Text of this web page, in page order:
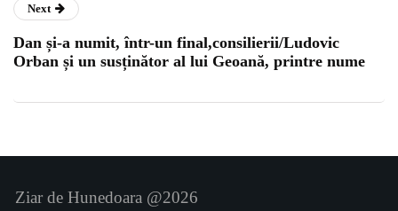
Next
Dan și-a numit, într-un final,consilierii/Ludovic
Orban și un susținător al lui Geoană, printre nume
Ziar de Hunedoara @2026